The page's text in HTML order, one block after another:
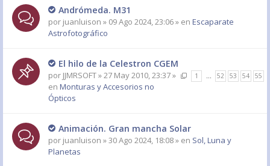
Andrómeda. M31
por juanluison » 09 Ago 2024, 23:06 » en Escaparate
Astrofotográfico
El hilo de la Celestron CGEM
1 52 53 54 55
por JJMRSOFT» 27 May 2010, 23:37 »
en Monturas y Accesorios no
Ópticos
Animación. Gran mancha Solar
por juanluison » 30 Ago 2024, 18:08 » en Sol, Luna y
Planetas